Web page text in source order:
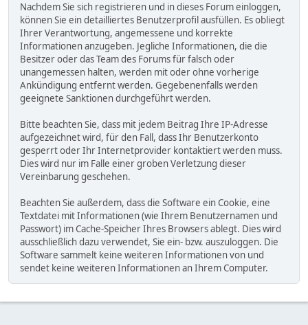
Nachdem Sie sich registrieren und in dieses Forum einloggen,
können Sie ein detailliertes Benutzerprofil ausfüllen. Es obliegt
Ihrer Verantwortung, angemessene und korrekte
Informationen anzugeben. Jegliche Informationen, die die
Besitzer oder das Team des Forums für falsch oder
unangemessen halten, werden mit oder ohne vorherige
Ankündigung entfernt werden. Gegebenenfalls werden
geeignete Sanktionen durchgeführt werden.
Bitte beachten Sie, dass mit jedem Beitrag Ihre IP-Adresse
aufgezeichnet wird, für den Fall, dass Ihr Benutzerkonto
gesperrt oder Ihr Internetprovider kontaktiert werden muss.
Dies wird nur im Falle einer groben Verletzung dieser
Vereinbarung geschehen.
Beachten Sie außerdem, dass die Software ein Cookie, eine
Textdatei mit Informationen (wie Ihrem Benutzernamen und
Passwort) im Cache-Speicher Ihres Browsers ablegt. Dies wird
ausschließlich dazu verwendet, Sie ein- bzw. auszuloggen. Die
Software sammelt keine weiteren Informationen von und
sendet keine weiteren Informationen an Ihrem Computer.